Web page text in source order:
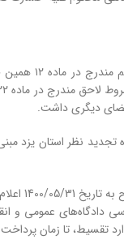
دیگری داشت.
کشور صبح امروز اول شهریور ۱۴۰۱ رأی
تقسیط، تا زمان